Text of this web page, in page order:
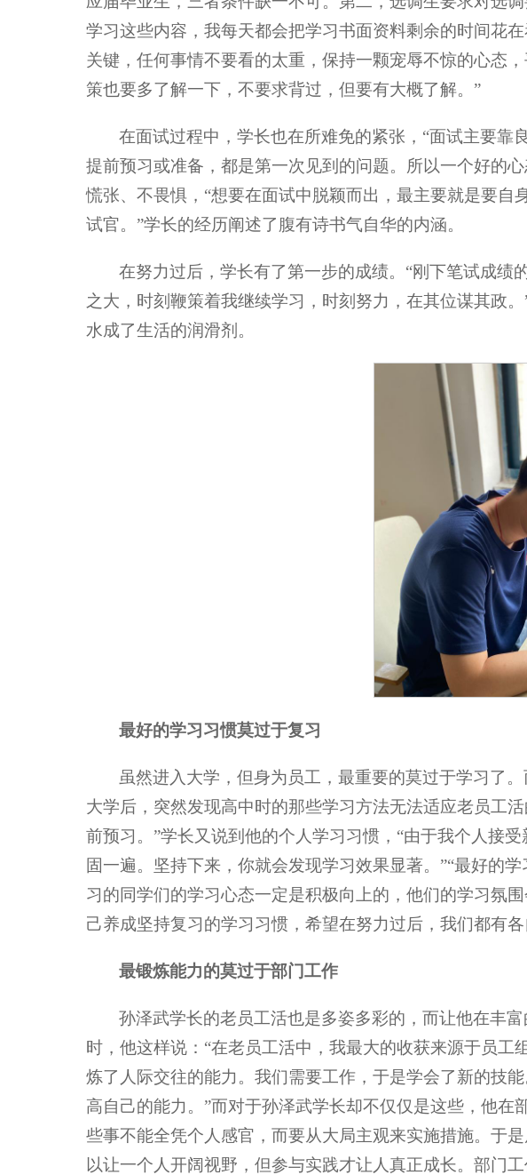
学习这些内容，我每天都会把学习书面资料剩余的时间花
关键，任何事情不要看的太重，保持一颗宠辱不惊的心态
策也要多了解一下，不要求背过，但要有大概了解。”
在面试过程中，学长也在所难免的紧张，“面试主要
提前预习或准备，都是第一次见到的问题。所以一个好的
慌张、不畏惧，“想要在面试中脱颖而出，最主要就是要
试官。”学长的经历阐述了腹有诗书气自华的内涵。
在努力过后，学长有了第一步的成绩。“刚下笔试成
之大，时刻鞭策着我继续学习，时刻努力，在其位谋其政
水成了生活的润滑剂。
最好的学习习惯莫过于复习
虽然进入大学，但身为员工，最重要的莫过于学习了
大学后，突然发现高中时的那些学习方法无法适应老员工
前预习。”学长又说到他的个人学习习惯，“由于我个人接
固一遍。坚持下来，你就会发现学习效果显著。”“最好的
习的同学们的学习心态一定是积极向上的，他们的学习氛
己养成坚持复习的学习习惯，希望在努力过后，我们都有各
最锻炼能力的莫过于部门工作
孙泽武学长的老员工活也是多姿多彩的，而让他在丰
时，他这样说：“在老员工活中，我最大的收获来源于员
炼了人际交往的能力。我们需要工作，于是学会了新的技
高自己的能力。”而对于孙泽武学长却不仅仅是这些，他
些事不能全凭个人感官，而要从大局主观来实施措施。于
以让一个人开阔视野，但参与实践才让人真正成长。部门